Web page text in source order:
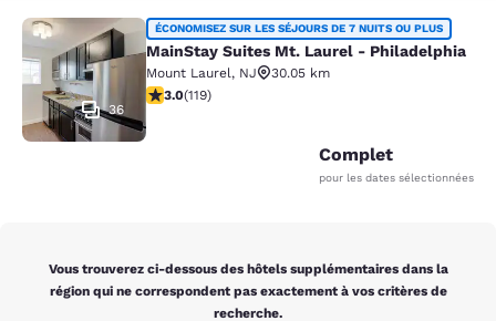
MainStay Suites Mt. Laurel -
36
ÉCONOMISEZ SUR LES SÉJOURS DE 7 NUITS OU PLUS
MainStay Suites Mt. Laurel - Philadelphia
Mount Laurel, NJ
30.05 km
2.97 étoiles. Moyen. 119 commentaires
3.0(119)
Complet
pour les dates sélectionnées
Vous trouverez ci-dessous des hôtels supplémentaires dans la
région qui ne correspondent pas exactement à vos critères de
recherche.